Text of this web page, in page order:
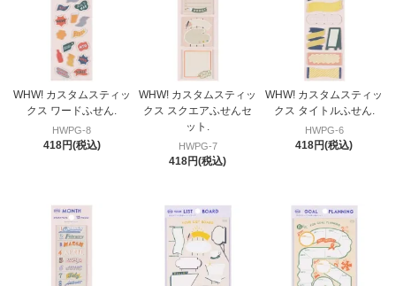
WHW! カスタムスティッ
クス ワードふせん.
HWPG-8
418円(税込)
WHW! カスタムスティッ
クス スクエアふせんセ
ット.
HWPG-7
418円(税込)
WHW! カスタムスティッ
クス タイトルふせん.
HWPG-6
418円(税込)